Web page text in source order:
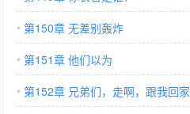
第150章 无差别轰炸
第151章 他们以为
第152章 兄弟们，走啊，跟我回家